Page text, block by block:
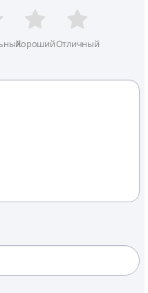
ХорошийОтличный